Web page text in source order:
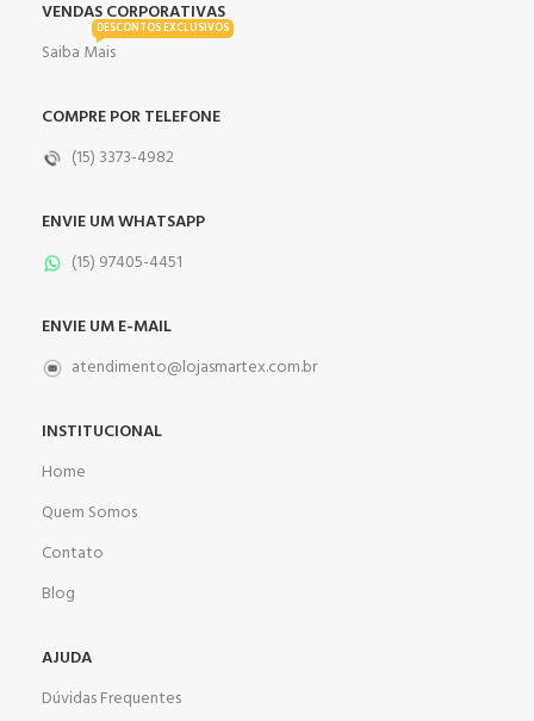
VENDAS CORPORATIVAS
Saiba Mais
DESCONTOS EXCLUSIVOS
COMPRE POR TELEFONE
(15) 3373-4982
ENVIE UM WHATSAPP
(15) 97405-4451
ENVIE UM E-MAIL
atendimento@lojasmartex.com.br
INSTITUCIONAL
Home
Quem Somos
Contato
Blog
AJUDA
Dúvidas Frequentes